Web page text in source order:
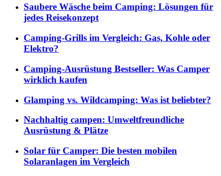
Saubere Wäsche beim Camping: Lösungen für
jedes Reisekonzept
Camping-Grills im Vergleich: Gas, Kohle oder
Elektro?
Camping-Ausrüstung Bestseller: Was Camper
wirklich kaufen
Glamping vs. Wildcamping: Was ist beliebter?
Nachhaltig campen: Umweltfreundliche
Ausrüstung & Plätze
Solar für Camper: Die besten mobilen
Solaranlagen im Vergleich